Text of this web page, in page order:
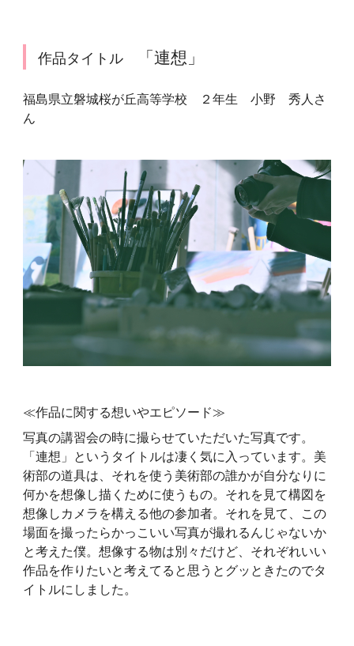
作品タイトル 「連想」
福島県立磐城桜が丘高等学校 ２年生 小野 秀人さ
ん
≪作品に関する想いやエピソード≫
写真の講習会の時に撮らせていただいた写真です。
「連想」というタイトルは凄く気に入っています。美
術部の道具は、それを使う美術部の誰かが自分なりに
何かを想像し描くために使うもの。それを見て構図を
想像しカメラを構える他の参加者。それを見て、この
場面を撮ったらかっこいい写真が撮れるんじゃないか
と考えた僕。想像する物は別々だけど、それぞれいい
作品を作りたいと考えてると思うとグッときたのでタ
イトルにしました。